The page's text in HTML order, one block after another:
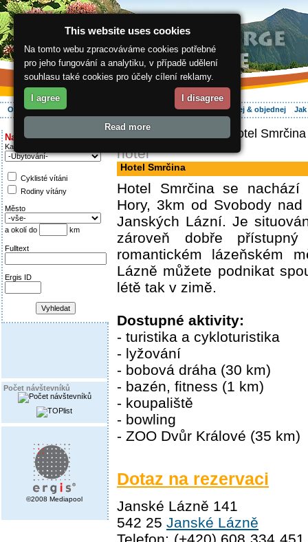
O regionu Aktivně Ubytování Hledej & objednej
Najděte si:
Kategorie
Cyklisté vítáni
Rodiny vítány
Město
a okolí do km
Fulltext
Ergis ID
Počet návštevníků
©2008 Mediapool
ergis.cz > Hotel Smrčina
hotel
Hotel Smrčina
Hotel Smrčina se
Hory, 3km od Svobody
Janských Lázní. Je
zároveň dobře
romantickém lázeňském
Lázně můžete podnikat
létě tak v zimě.
Dostupné aktivity:
- turistika a cykloturistika
- lyžování
- bobová dráha (30 km)
- bazén, fitness (1 km)
- koupaliště
- bowling
- ZOO Dvůr Králové (35 km)
Dotaz na rezervaci
Janské Lázně 141
542 25 Janské Lázně
This website uses cookies
Na tomto webu zpracováváme cookies potřebné
pro jeho fungování a analytiku, v případě udělení
souhlasu také cookies pro účely cílení reklamy.
I agree I disagree
Read more